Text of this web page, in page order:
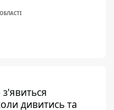
дивитись та